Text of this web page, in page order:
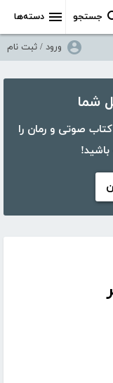
دسته‌ها جستجو
ورود / ثبت نام
بیش از ۵۰،۰۰۰ کتاب، کتاب صوتی و رمان را